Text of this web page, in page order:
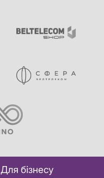
Для бізнесу